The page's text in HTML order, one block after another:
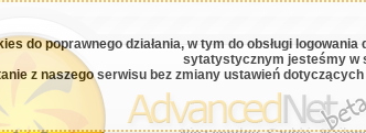
do poprawnego działania, w tym do obsługi
sytatystycznym jesteśmy w
z naszego serwisu bez zmiany ustawień